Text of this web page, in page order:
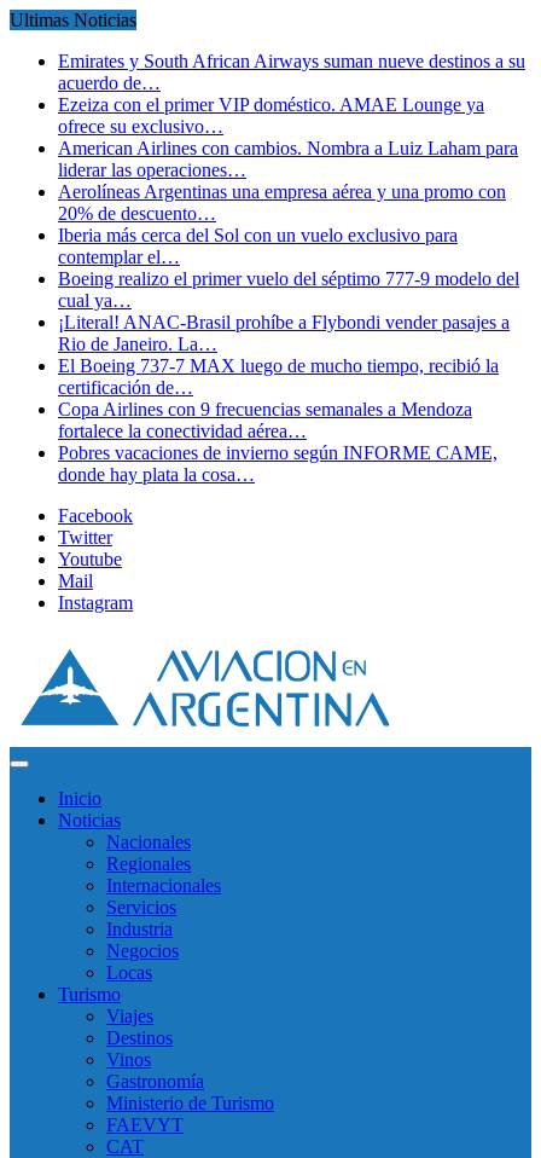
Ultimas Noticias
Emirates y South African Airways suman nueve destinos a su
acuerdo de…
Ezeiza con el primer VIP doméstico. AMAE Lounge ya
ofrece su exclusivo…
American Airlines con cambios. Nombra a Luiz Laham para
liderar las operaciones…
Aerolíneas Argentinas una empresa aérea y una promo con
20% de descuento…
Iberia más cerca del Sol con un vuelo exclusivo para
contemplar el…
Boeing realizo el primer vuelo del séptimo 777-9 modelo del
cual ya…
¡Literal! ANAC-Brasil prohíbe a Flybondi vender pasajes a
Rio de Janeiro. La…
El Boeing 737-7 MAX luego de mucho tiempo, recibió la
certificación de…
Copa Airlines con 9 frecuencias semanales a Mendoza
fortalece la conectividad aérea…
Pobres vacaciones de invierno según INFORME CAME,
donde hay plata la cosa…
Facebook
Twitter
Youtube
Mail
Instagram
Inicio
Noticias
Nacionales
Regionales
Internacionales
Servicios
Industria
Negocios
Locas
Turismo
Viajes
Destinos
Vinos
Gastronomía
Ministerio de Turismo
FAEVYT
CAT